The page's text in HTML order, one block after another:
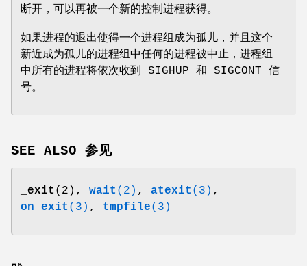
断开，可以再被一个新的控制进程获得。
如果进程的退出使得一个进程组成为孤儿，并且这个
新近成为孤儿的进程组中任何的进程被中止，进程组
中所有的进程将依次收到 SIGHUP 和 SIGCONT 信
号。
SEE ALSO 参见
_exit (2), wait (2) , atexit (3) ,
on_exit (3) , tmpfile(3)